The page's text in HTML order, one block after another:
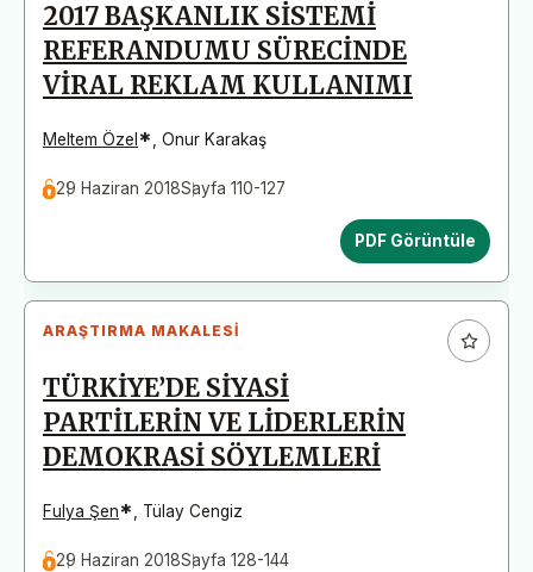
2017 BAŞKANLIK SİSTEMİ
REFERANDUMU SÜRECİNDE
VİRAL REKLAM KULLANIMI
Meltem Özel * Onur Karakaş
29 Haziran 2018Sayfa 110-127
PDF Görüntüle
ARAŞTIRMA MAKALESI
TÜRKİYE’DE SİYASİ
PARTİLERİN VE LİDERLERİN
DEMOKRASİ SÖYLEMLERİ
Fulya Şen* Tülay Cengiz
29 Haziran 2018Sayfa 128-144